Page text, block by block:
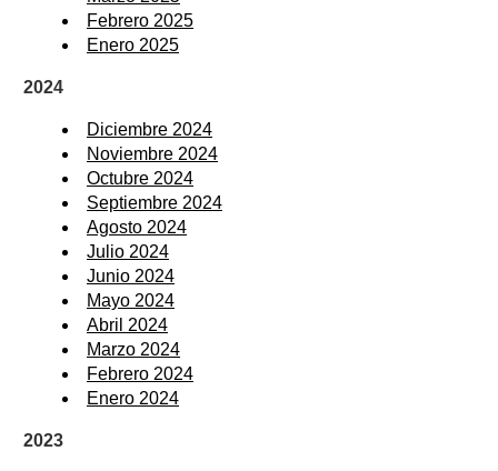
Febrero 2025
Enero 2025
2024
Diciembre 2024
Noviembre 2024
Octubre 2024
Septiembre 2024
Agosto 2024
Julio 2024
Junio 2024
Mayo 2024
Abril 2024
Marzo 2024
Febrero 2024
Enero 2024
2023